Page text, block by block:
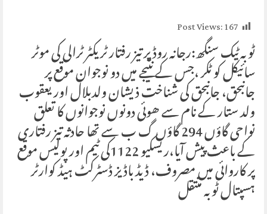
Post Views:167
ٹوبہ ٹیک سنگھ:رجانہ روڈ پر تیز رفتار ٹریکٹر ٹرالی کی موٹر
سائیکل کو ٹکر ،جس کے نتیجے میں دو نوجوان موقع پر
جانبحق، جانبحق کی شناخت ذیشان ولدبلال اور یعقوب
ولد ستار کے نام سے ھوئی دونوں نوجوانوں کا تعلق
نواحی گاؤں 294 گاؤں گ ب سے تھا حادثہ تیز رفتاری
کے باعث پیش آیا،ریسکیو 1122کی ٹیم اور پولیس موقع
پر کاروائی میں مصروف، ڈیڈ باڈیز ڈسٹرکٹ ہیڈ کوارٹر
ہسپتال ٹوبہ منتقل